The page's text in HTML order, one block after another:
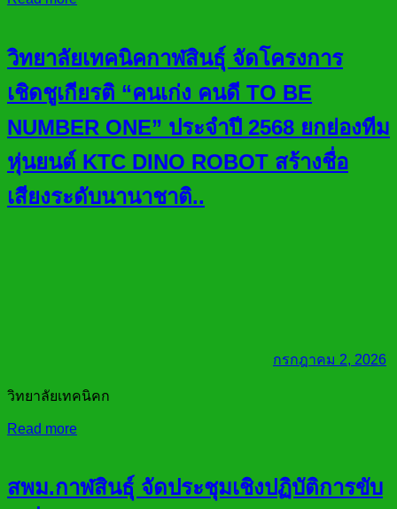
วิทยาลัยเทคนิคกาฬสินธุ์ จัดโครงการ
เชิดชูเกียรติ “คนเก่ง คนดี TO BE
NUMBER ONE” ประจำปี 2568 ยกย่องทีม
หุ่นยนต์ KTC DINO ROBOT สร้างชื่อ
เสียงระดับนานาชาติ..
กรกฎาคม 2, 2026
วิทยาลัยเทคนิคก
Read more
สพม.กาฬสินธุ์ จัดประชุมเชิงปฏิบัติการขับ